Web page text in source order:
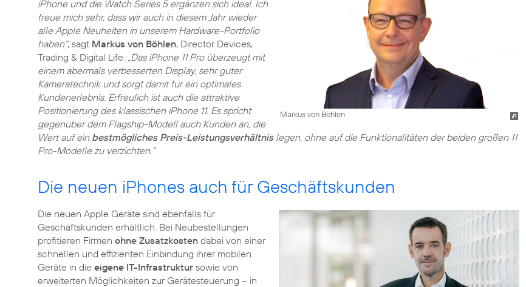
Markus von Böhlen
iPhone und die Watch Series 5 ergänzen sich ideal. Ich
freue mich sehr, dass wir auch in diesem Jahr wieder
alle Apple Neuheiten in unserem Hardware-Portfolio
haben“, sagt Markus von Böhlen, Director Devices,
Trading & Digital Life. „Das iPhone 11 Pro überzeugt mit
einem abermals verbesserten Display, sehr guter
Kameratechnik und sorgt damit für ein optimales
Kundenerlebnis. Erfreulich ist auch die attraktive
Positionierung des klassischen iPhone 11. Es spricht
gegenüber dem Flagship-Modell auch Kunden an, die
Wert auf ein bestmögliches Preis-Leistungsverhältnislegen, ohne auf die Funktionalitäten der beiden großen 11
Pro-Modelle zu verzichten.“
Die neuen iPhones auch für Geschäftskunden
Die neuen Apple Geräte sind ebenfalls für
Geschäftskunden erhältlich. Bei Neubestellungen
profitieren Firmen ohne Zusatzkosten dabei von einer
schnellen und effizienten Einbindung ihrer mobilen
Geräte in die eigene IT-Infrastruktur sowie von
erweiterten Möglichkeiten zur Gerätesteuerung – in